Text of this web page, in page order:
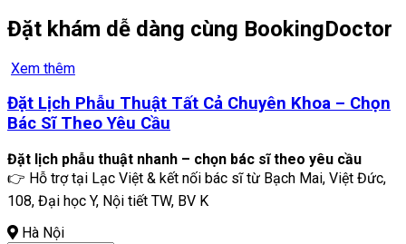
Đặt khám dễ dàng cùng BookingDoctor
Xem thêm
Đặt Lịch Phẫu Thuật Tất Cả Chuyên Khoa – Chọn
Bác Sĩ Theo Yêu Cầu
Đặt lịch phẫu thuật nhanh – chọn bác sĩ theo yêu cầu
👉 Hỗ trợ tại Lạc Việt & kết nối bác sĩ từ Bạch Mai, Việt Đức,
108, Đại học Y, Nội tiết TW, BV K
Hà Nội